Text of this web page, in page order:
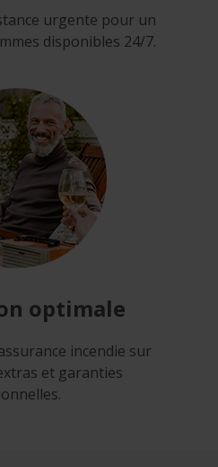
urgente pour un
disponibles 24/7.
optimale
incendie sur
et garanties